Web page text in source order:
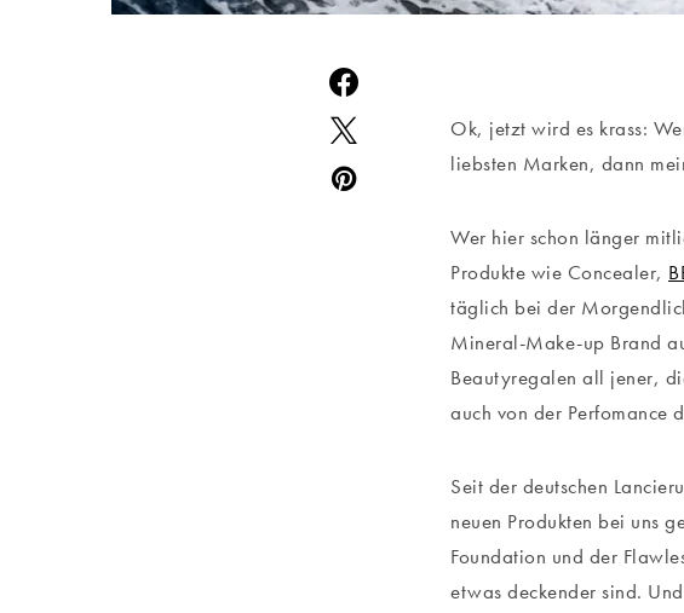
Ok, jetzt wird es krass:
liebsten Marken, dann
Wer hier schon länger
Produkte wie Concealer,
täglich bei der
Mineral-Make-up Brand
Beautyregalen all jener,
auch von der Perfomance
Seit der deutschen
neuen Produkten bei uns
Foundation und der
etwas deckender sind.